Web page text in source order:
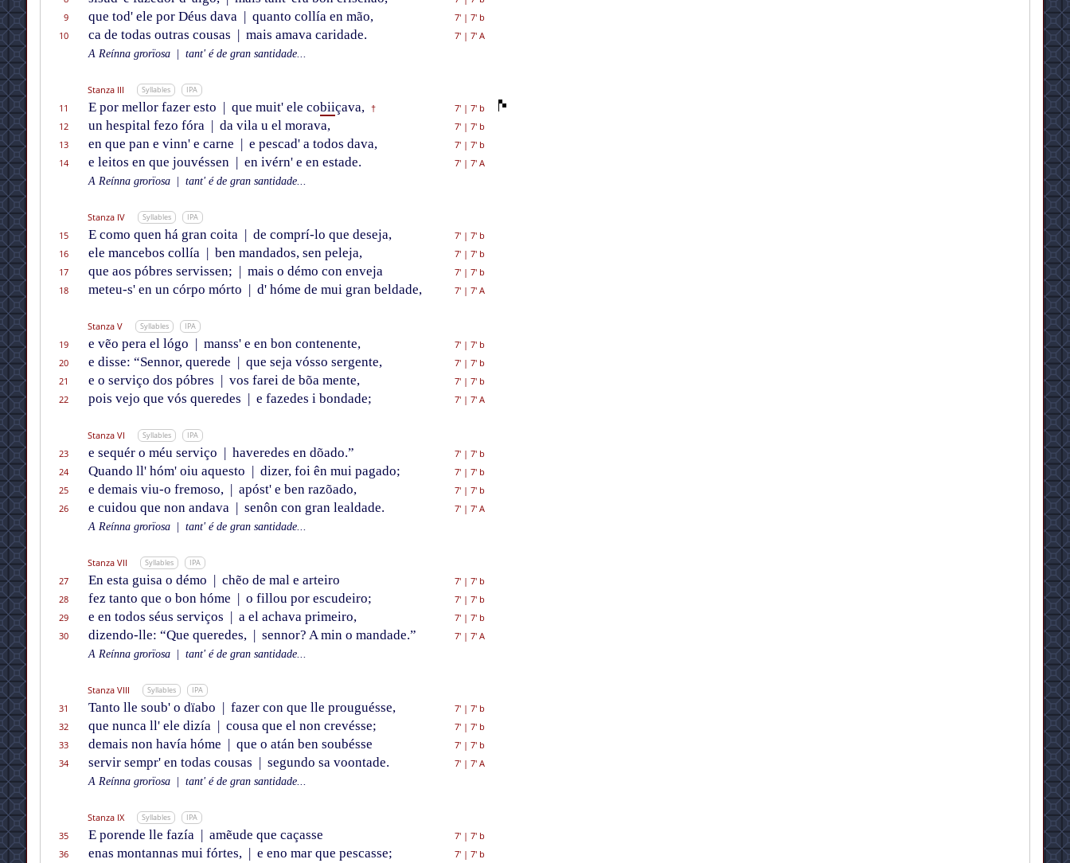
9
que tod' ele por Déus dava | quanto collía en mão, 7'| 7' b
10
ca de todas outras cousas | mais amava caridade. 7'| 7' A
A Reínna grorïosa
tant' é de gran santidade...
Stanza III Syllables IPA
11 E por mellor fazer esto | que muit' ele cobiiçava, † 7'| 7' b
12
un hespital fezo fóra | da vila u el morava, 7'| 7' b
13
en que pan e vinn' e carne | e pescad' a todos dava, 7'| 7' b
14
e leitos en que jouvéssen | en ivérn' e en estade. 7'| 7' A
A Reínna grorïosa
tant' é de gran santidade...
Stanza IV Syllables IPA
15 E como quen há gran coita | de comprí-lo que deseja, 7'| 7' b
16
ele mancebos collía | ben mandados, sen peleja, 7'| 7' b
17
que aos póbres servissen; | mais o démo con enveja 7'| 7' b
18
meteu-s' en un córpo mórto | d' hóme de mui gran beldade, 7'| 7' A
Stanza V Syllables IPA
19 e vẽo pera el lógo | manss' e en bon contenente, 7'| 7' b
20
e disse: “Sennor, querede | que seja vósso sergente, 7'| 7' b
21
e o serviço dos póbres | vos farei de bõa mente, 7'| 7' b
22
pois vejo que vós queredes | e fazedes i bondade; 7'| 7' A
Stanza VI Syllables IPA
23 e sequér o méu serviço | haveredes en dõado.” 7'| 7' b
24
Quando ll' hóm' oiu aquesto | dizer, foi ên mui pagado; 7'| 7' b
25
e demais viu-o fremoso, | apóst' e ben razõado, 7'| 7' b
26
e cuidou que non andava | senôn con gran lealdade. 7'| 7' A
A Reínna grorïosa
tant' é de gran santidade...
Stanza VII Syllables IPA
27 En esta guisa o démo | chẽo de mal e arteiro 7'| 7' b
28
fez tanto que o bon hóme | o fillou por escudeiro; 7'| 7' b
29
e en todos séus serviços | a el achava primeiro, 7'| 7' b
30
dizendo-lle: “Que queredes, | sennor? A min o mandade.” 7'| 7' A
A Reínna grorïosa
tant' é de gran santidade...
Stanza VIII Syllables IPA
31 Tanto lle soub' o dïabo | fazer con que lle prouguésse, 7'| 7' b
32
que nunca ll' ele dizía | cousa que el non crevésse; 7'| 7' b
33
demais non havía hóme | que o atán ben soubésse 7'| 7' b
34
servir sempr' en todas cousas | segundo sa voontade. 7'| 7' A
A Reínna grorïosa
tant' é de gran santidade...
Stanza IX Syllables IPA
35 E porende lle fazía | amẽude que caçasse 7'| 7' b
36
enas montannas mui fórtes, | e eno mar que pescasse; 7'| 7' b